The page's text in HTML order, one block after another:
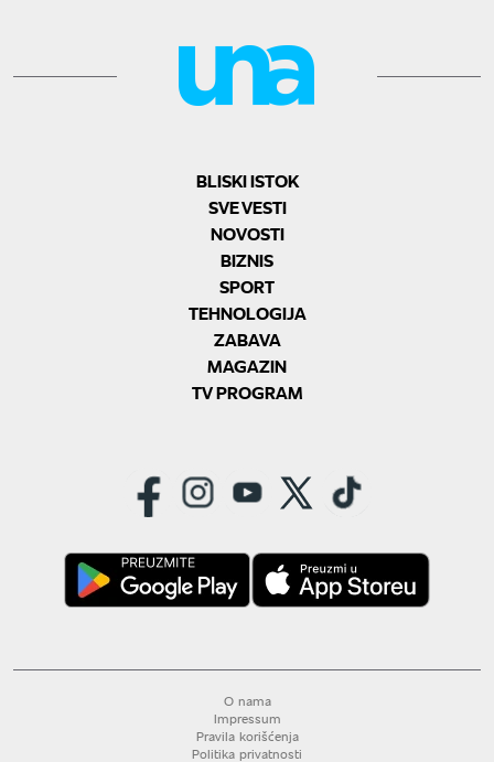
BLISKI ISTOK
SVE VESTI
NOVOSTI
BIZNIS
SPORT
TEHNOLOGIJA
ZABAVA
MAGAZIN
TV PROGRAM
O nama
Impressum
Pravila korišćenja
Politika privatnosti